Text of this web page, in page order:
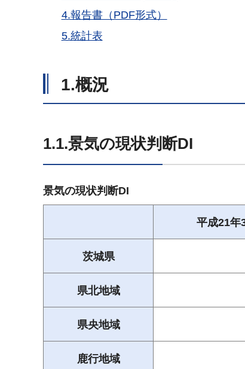
4.報告書（PDF形式）
5.統計表
1.概況
1.1.景気の現状判断DI
景気の現状判断DI
平成21年
茨城県
県北地域
県央地域
鹿行地域